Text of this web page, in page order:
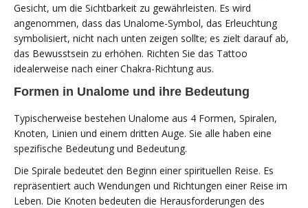
Gesicht, um die Sichtbarkeit zu gewährleisten. Es wird
angenommen, dass das Unalome-Symbol, das Erleuchtung
symbolisiert, nicht nach unten zeigen sollte; es zielt darauf ab,
das Bewusstsein zu erhöhen. Richten Sie das Tattoo
idealerweise nach einer Chakra-Richtung aus.
Formen in Unalome und ihre Bedeutung
Typischerweise bestehen Unalome aus 4 Formen, Spiralen,
Knoten, Linien und einem dritten Auge. Sie alle haben eine
spezifische Bedeutung und Bedeutung.
Die Spirale bedeutet den Beginn einer spirituellen Reise. Es
repräsentiert auch Wendungen und Richtungen einer Reise im
Leben. Die Knoten bedeuten die Herausforderungen des